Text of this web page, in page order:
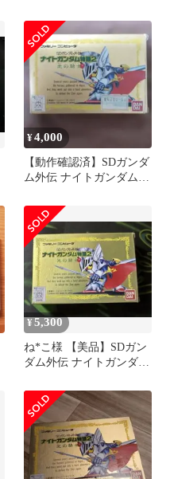
¥4,000
【動作確認済】SDガンダ
ム外伝 ナイトガンダム物
ソフト
¥5,300
ね*こ様 【美品】SDガン
ダム外伝 ナイトガンダム
コン